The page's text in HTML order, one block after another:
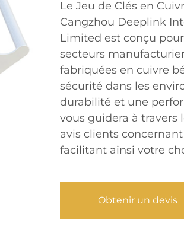
Le Jeu de Clés en
Cangzhou Deeplink
Limited est conçu
secteurs
fabriquées en cuivre
sécurité dans les
durabilité et une
vous guidera à travers
avis clients
facilitant ainsi votre
Obtenir un devis